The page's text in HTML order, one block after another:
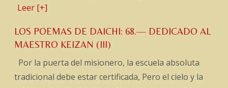
Leer [+]
LOS POEMAS DE DAICHI: 68.— DEDICADO AL
MAESTRO KEIZAN (III)
Por la puerta del misionero, la escuela absoluta
tradicional debe estar certificada, Pero el cielo y la